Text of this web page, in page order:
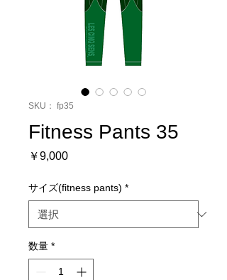
SKU： fp35
Fitness Pants 35
￥9,000価
サイズ(fitness pants) *
数量 *